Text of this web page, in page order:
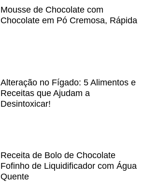
Mousse de Chocolate com
Chocolate em Pó Cremosa, Rápida
Alteração no Fígado: 5 Alimentos e
Receitas que Ajudam a
Desintoxicar!
Receita de Bolo de Chocolate
Fofinho de Liquidificador com Água
Quente